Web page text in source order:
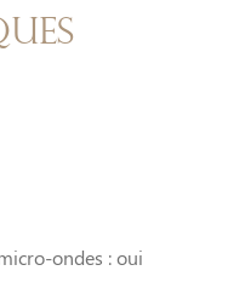
ondes : oui